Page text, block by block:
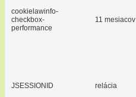
cookielawinfo-
checkbox-
performance
11 mesiacov
JSESSIONID relácia